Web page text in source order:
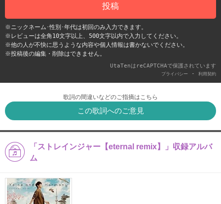
投稿
※ニックネーム･性別･年代は初回のみ入力できます。
※レビューは全角10文字以上、500文字以内で入力してください。
※他の人が不快に思うような内容や個人情報は書かないでください。
※投稿後の編集・削除はできません。
UtaTenはreCAPTCHAで保護されています
プライバシー - 利用契約
歌詞の間違いなどのご指摘はこちら
この歌詞へのご意見
「ストレインジャー【eternal remix】」収録アルバ
ム